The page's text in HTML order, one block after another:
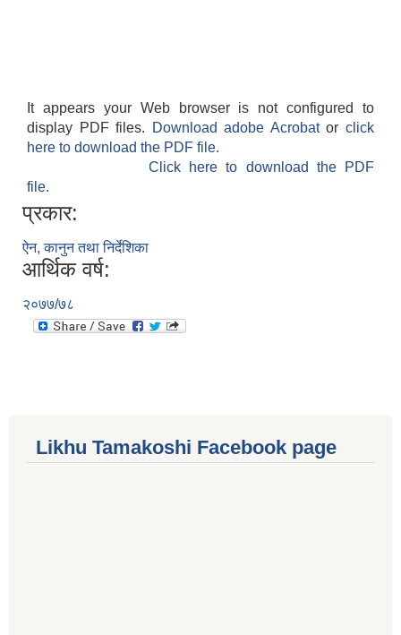
It appears your Web browser is not configured to
display PDF files.
Download adobe Acrobatorclick
here to download the PDF file.
Click here to download the PDF
file.
प्रकार:
ऐन, कानुन तथा निर्देशिका
आर्थिक वर्ष:
२०७७/७८
Likhu Tamakoshi Facebook page